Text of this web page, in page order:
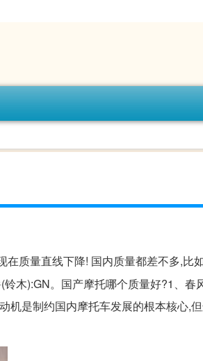
质量直线下降! 国内质量都差不多,比如
木):GN。国产摩托哪个质量好?1、春
机是制约国内摩托车发展的根本核心,